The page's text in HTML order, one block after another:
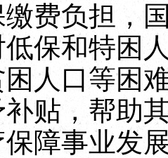
缴费负担，
低保和特困
困人口等困
贴，帮助
保障事业发